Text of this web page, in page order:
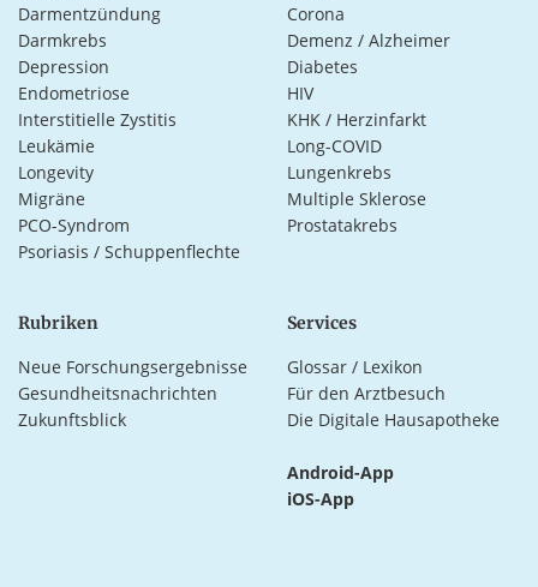
Darmentzündung
Corona
Darmkrebs
Demenz / Alzheimer
Depression
Diabetes
Endometriose
HIV
Interstitielle Zystitis
KHK / Herzinfarkt
Leukämie
Long-COVID
Longevity
Lungenkrebs
Migräne
Multiple Sklerose
PCO-Syndrom
Prostatakrebs
Psoriasis / Schuppenflechte
Rubriken
Neue Forschungsergebnisse
Gesundheitsnachrichten
Zukunftsblick
Services
Glossar / Lexikon
Für den Arztbesuch
Die Digitale Hausapotheke
Android-App
iOS-App